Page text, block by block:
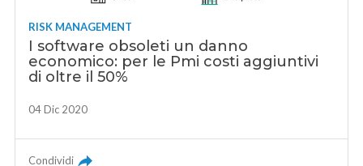
RISK MANAGEMENT
I software obsoleti un danno
economico: per le Pmi costi aggiuntivi
di oltre il 50%
04 Dic 2020
Condividi